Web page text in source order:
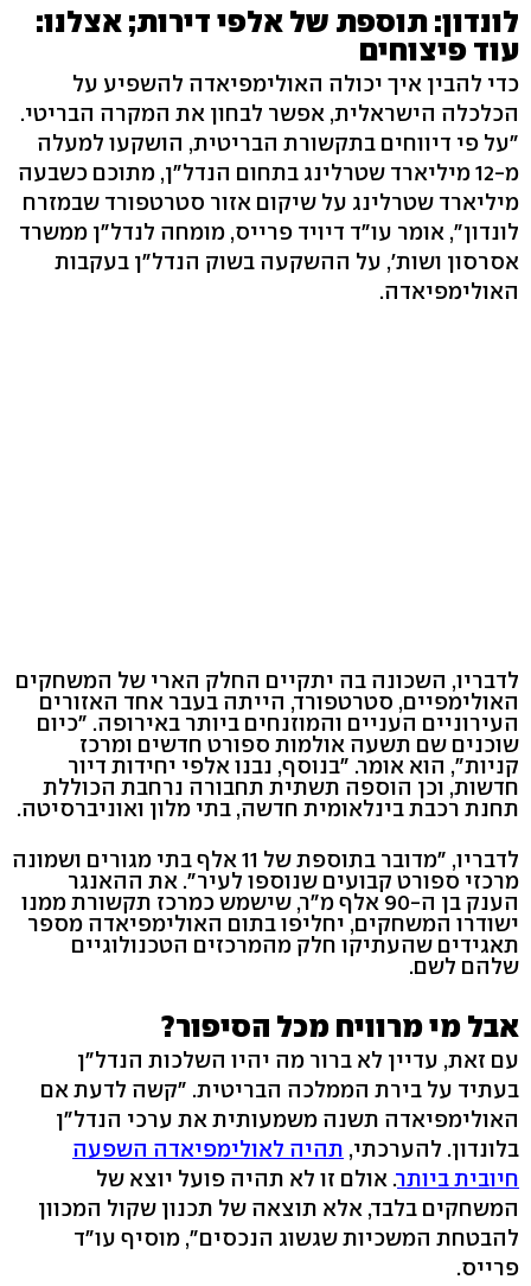
לונדון: תוספת של אלפי דירות; אצלנו:
עוד פיצוחים
כדי להבין איך יכולה האולימפיאדה להשפיע על
הכלכלה הישראלית, אפשר לבחון את המקרה הבריטי.
"על פי דיווחים בתקשורת הבריטית, הושקעו למעלה
מ-12 מיליארד שטרלינג בתחום הנדל"ן, מתוכם כשבעה
מיליארד שטרלינג על שיקום אזור סטרטפורד שבמזרח
לונדון", אומר עו"ד דיויד פרייס, מומחה לנדל"ן ממשרד
אסרסון ושות', על ההשקעה בשוק הנדל"ן בעקבות
האולימפיאדה.
לדבריו, השכונה בה יתקיים החלק הארי של המשחקים
האולימפיים, סטרטפורד, הייתה בעבר אחד האזורים
העירוניים העניים והמוזנחים ביותר באירופה. "כיום
שוכנים שם תשעה אולמות ספורט חדשים ומרכז
קניות", הוא אומר. "בנוסף, נבנו אלפי יחידות דיור
חדשות, וכן הוספה תשתית תחבורה נרחבת הכוללת
תחנת רכבת בינלאומית חדשה, בתי מלון ואוניברסיטה.
לדבריו, "מדובר בתוספת של 11 אלף בתי מגורים ושמונה
מרכזי ספורט קבועים שנוספו לעיר". את ההאנגר
הענק בן ה-90 אלף מ"ר, שישמש כמרכז תקשורת ממנו
ישודרו המשחקים, יחליפו בתום האולימפיאדה מספר
תאגידים שהעתיקו חלק מהמרכזים הטכנולוגיים
שלהם לשם.
אבל מי מרוויח מכל הסיפור?
עם זאת, עדיין לא ברור מה יהיו השלכות הנדל"ן
בעתיד על בירת הממלכה הבריטית. "קשה לדעת אם
האולימפיאדה תשנה משמעותית את ערכי הנדל"ן
בלונדון. להערכתי, תהיה לאולימפיאדה השפעה
חיובית ביותר. אולם זו לא תהיה פועל יוצא של
המשחקים בלבד, אלא תוצאה של תכנון שקול המכוון
להבטחת המשכיות שגשוג הנכסים", מוסיף עו"ד
פרייס.